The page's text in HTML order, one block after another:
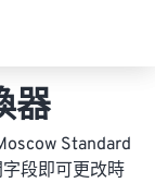
器
Standard
段即可更改時